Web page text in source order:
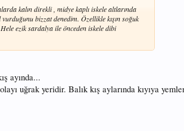
kalın direkli , midye kaplı iskele altlarında
bizzat denedim. Özellikle kışın soğuk
ezik sardalya ile önceden iskele dibi
ayında...
uğrak yeridir. Balık kış aylarında kıyıya